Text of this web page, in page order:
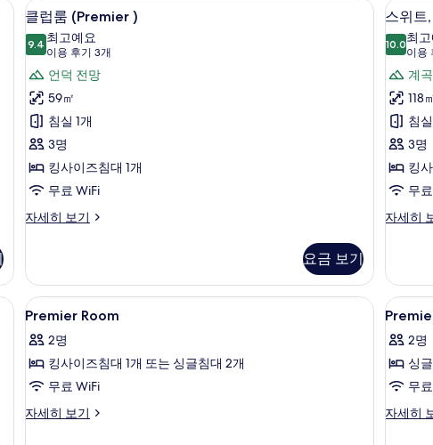
설비
클
럽
룸
(Premier
)
사
진
모
두
보
객실 내 금고, 책상, 암막 커튼, 방음 설비
7
클럽룸 (Premier )
9.49.4점 만점 중 10점
최고예요
이용 후기 3개
(이
용
후
기
3
개)
언덕 전망
59㎡
침실 1개
3명
킹사이즈침대 1개
무료 WiFi
자세히 보기
클
)
자
세
보
기
요금 보기
스
위
트,
침
실
개
사
진
모
기
7
스위트
10.010.0점
최
이용
(이
용
후
기
2
개)
계
118
침
3명
킹
무
자세히
스
실
개
세
히
기
설비Premier
Room
사
진
모
두
객실 내 금고, 책상, 암막 커튼, 방음 설비
2
Premier Room
2명
킹사이즈침대 1개 또는 싱글침대 2개
무료 WiFi
자세히 보기
Premier
Room
사
진
모
3
2명
싱
무
자세히
Premier